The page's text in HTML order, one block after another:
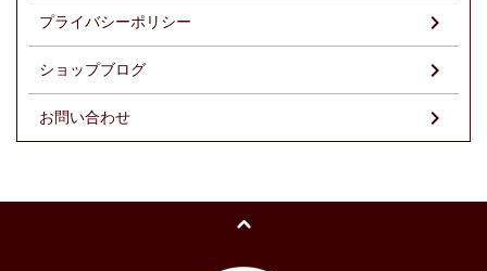
プライバシーポリシー
ショップブログ
お問い合わせ